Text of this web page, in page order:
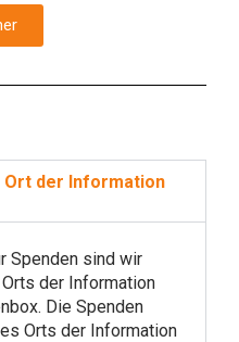
Ort der Information
Spenden sind wir
der Information
Die Spenden
Orts der Information